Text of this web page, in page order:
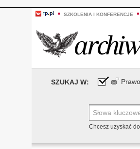
SZKOLENIA I KONFERENCJE
SZUKAJ W: Prawo
Chcesz uzyskać